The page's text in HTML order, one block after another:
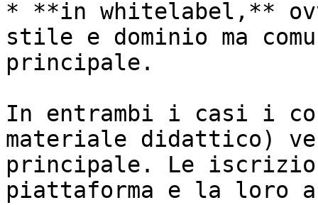
* **in whitelabel,**
stile e dominio ma
principale.
In entrambi i casi i
materiale didattico)
principale. Le
piattaforma e la loro